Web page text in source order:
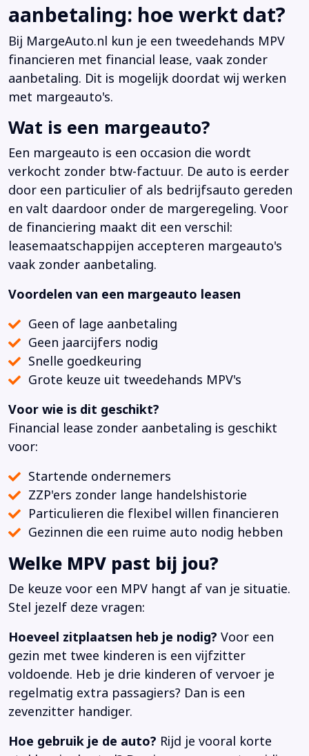
aanbetaling: hoe werkt dat?
Bij MargeAuto.nl kun je een tweedehands MPV
financieren met financial lease, vaak zonder
aanbetaling. Dit is mogelijk doordat wij werken
met margeauto's.
Wat is een margeauto?
Een margeauto is een occasion die wordt
verkocht zonder btw-factuur. De auto is eerder
door een particulier of als bedrijfsauto gereden
en valt daardoor onder de margeregeling. Voor
de financiering maakt dit een verschil:
leasemaatschappijen accepteren margeauto's
vaak zonder aanbetaling.
Voordelen van een margeauto leasen
Geen of lage aanbetaling
Geen jaarcijfers nodig
Snelle goedkeuring
Grote keuze uit tweedehands MPV's
Voor wie is dit geschikt?
Financial lease zonder aanbetaling is geschikt
voor:
Startende ondernemers
ZZP'ers zonder lange handelshistorie
Particulieren die flexibel willen financieren
Gezinnen die een ruime auto nodig hebben
Welke MPV past bij jou?
De keuze voor een MPV hangt af van je situatie.
Stel jezelf deze vragen:
Hoeveel zitplaatsen heb je nodig? Voor een
gezin met twee kinderen is een vijfzitter
voldoende. Heb je drie kinderen of vervoer je
regelmatig extra passagiers? Dan is een
zevenzitter handiger.
Hoe gebruik je de auto? Rijd je vooral korte